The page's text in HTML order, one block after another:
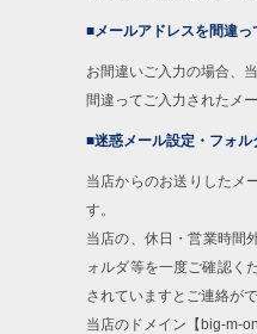
■メールアドレスを間違っ
お間違いご入力の場合、
間違ってご入力されたメ
■迷惑メール設定・フォル
当店からのお送りしたメ
す。
当店の、休日・営業時間
ォルダ等を一度ご確認く
されていますとご連絡が
当店のドメイン【big-m-